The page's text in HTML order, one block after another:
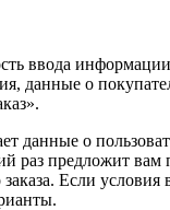
ввода
данные о
данные о
раз предложит вам
Если условия